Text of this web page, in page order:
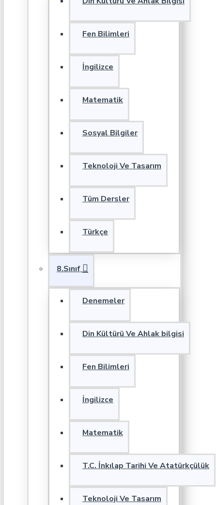
Fen Bilimleri
İngilizce
Matematik
Sosyal Bilgiler
Teknoloji Ve Tasarım
Tüm Dersler
Türkçe
8.Sınıf
Denemeler
Din Kültürü Ve Ahlak bilgisi
Fen Bilimleri
İngilizce
Matematik
T.C. İnkılap Tarihi Ve Atatürkçülük
Teknoloji Ve Tasarım